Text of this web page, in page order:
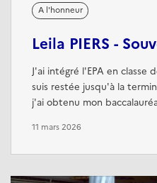
A l'honneur
Leila PIERS -
J'ai intégré l'EPA en classe
suis restée jusqu'à la
j'ai obtenu mon
combinaison de discipline
11 mars 2026